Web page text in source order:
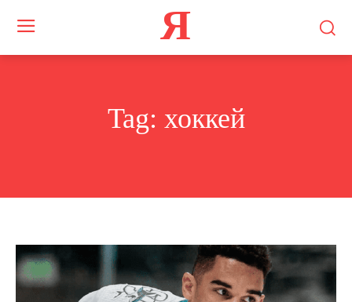
Я
Tag: хоккей